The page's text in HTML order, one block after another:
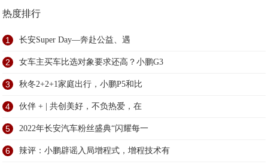
热度排行
1 长安Super Day—奔赴公益、遇
2 女车主买车比选对象要求还高？小鹏G3
3 秋冬2+2+1家庭出行，小鹏P5和比
4 伙伴 + | 共创美好，不负热爱，在
5 2022年长安汽车粉丝盛典“闪耀每一
6 辣评：小鹏辟谣入局增程式，增程技术有